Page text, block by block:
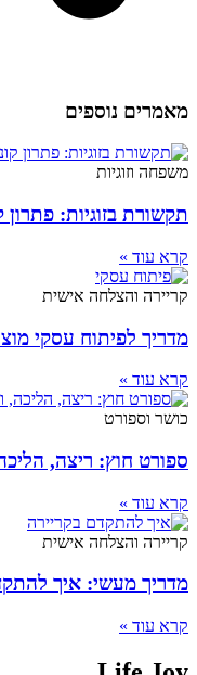
מאמרים נוספים
משפחה וזוגיות
תקשורת בזוגיות: פתרון
קרא עוד »
קריירה והצלחה אישית
מדריך לפיתוח עסקי
קרא עוד »
כושר וספורט
ספורט חוץ: ריצה,
קרא עוד »
קריירה והצלחה אישית
מדריך מעשי: איך להתקדם
קרא עוד »